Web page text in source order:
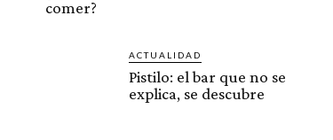
comer?
ACTUALIDAD
Pistilo: el bar que no se
explica, se descubre